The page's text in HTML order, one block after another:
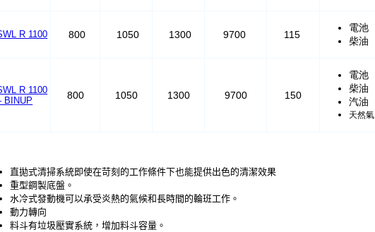
R 1100 800 1050 1300 9700 115
電池
柴油
R 1100
BINUP
800 1050 1300 9700 150
電池
柴油
汽油
天然氣
直拋式清掃系統即使在苛刻的工作條件下也能提供出色的清潔效果
重型鋼製底盤。
水冷式發動機可以承受炎熱的氣候和長時間的輪班工作。
動力轉向
料斗有垃圾壓實系統，增加料斗容量。